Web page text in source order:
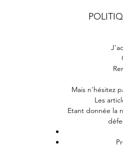
Mais n'hésitez
Les
Etant donnée la